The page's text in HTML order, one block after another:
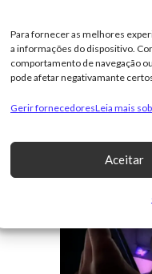
Para fornecer as melhores
a informações do dispositivo.
comportamento de navegação
pode afetar negativamante
Gerir fornecedoresLeia mais
Aceitar